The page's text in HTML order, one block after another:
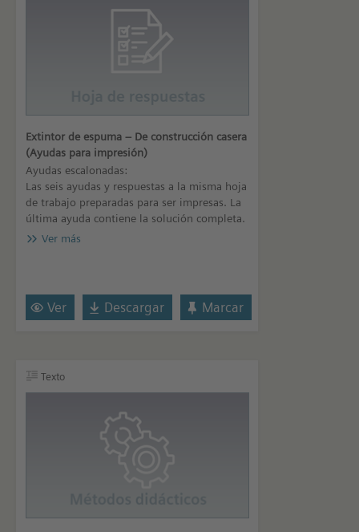
Extintor de espuma – De construcción casera
(Ayudas para impresión)
Ayudas escalonadas:
Las seis ayudas y respuestas a la misma hoja
de trabajo preparadas para ser impresas. La
última ayuda contiene la solución completa.
Ver más
Ver Descargar Marcar
Texto